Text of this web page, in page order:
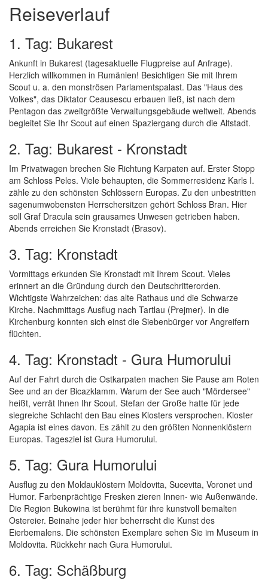
Reiseverlauf
1. Tag: Bukarest
Ankunft in Bukarest (tagesaktuelle Flugpreise auf Anfrage).
Herzlich willkommen in Rumänien! Besichtigen Sie mit Ihrem
Scout u. a. den monströsen Parlamentspalast. Das "Haus des
Volkes", das Diktator Ceausescu erbauen ließ, ist nach dem
Pentagon das zweitgrößte Verwaltungsgebäude weltweit. Abends
begleitet Sie Ihr Scout auf einen Spaziergang durch die Altstadt.
2. Tag: Bukarest - Kronstadt
Im Privatwagen brechen Sie Richtung Karpaten auf. Erster Stopp
am Schloss Peles. Viele behaupten, die Sommerresidenz Karls I.
zähle zu den schönsten Schlössern Europas. Zu den unbestritten
sagenumwobensten Herrschersitzen gehört Schloss Bran. Hier
soll Graf Dracula sein grausames Unwesen getrieben haben.
Abends erreichen Sie Kronstadt (Brasov).
3. Tag: Kronstadt
Vormittags erkunden Sie Kronstadt mit Ihrem Scout. Vieles
erinnert an die Gründung durch den Deutschritterorden.
Wichtigste Wahrzeichen: das alte Rathaus und die Schwarze
Kirche. Nachmittags Ausflug nach Tartlau (Prejmer). In die
Kirchenburg konnten sich einst die Siebenbürger vor Angreifern
flüchten.
4. Tag: Kronstadt - Gura Humorului
Auf der Fahrt durch die Ostkarpaten machen Sie Pause am Roten
See und an der Bicazklamm. Warum der See auch "Mördersee"
heißt, verrät Ihnen Ihr Scout. Stefan der Große hatte für jede
siegreiche Schlacht den Bau eines Klosters versprochen. Kloster
Agapia ist eines davon. Es zählt zu den größten Nonnenklöstern
Europas. Tagesziel ist Gura Humorului.
5. Tag: Gura Humorului
Ausflug zu den Moldauklöstern Moldovita, Sucevita, Voronet und
Humor. Farbenprächtige Fresken zieren Innen- wie Außenwände.
Die Region Bukowina ist berühmt für ihre kunstvoll bemalten
Ostereier. Beinahe jeder hier beherrscht die Kunst des
Eierbemalens. Die schönsten Exemplare sehen Sie im Museum in
Moldovita. Rückkehr nach Gura Humorului.
6. Tag: Schäßburg